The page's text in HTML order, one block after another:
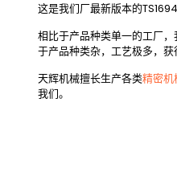
这是我们厂最新版本的
相比于产品种类单一的工厂
于产品种类杂，工艺极多，获
天辉机械擅长生产各类精密机
我们。